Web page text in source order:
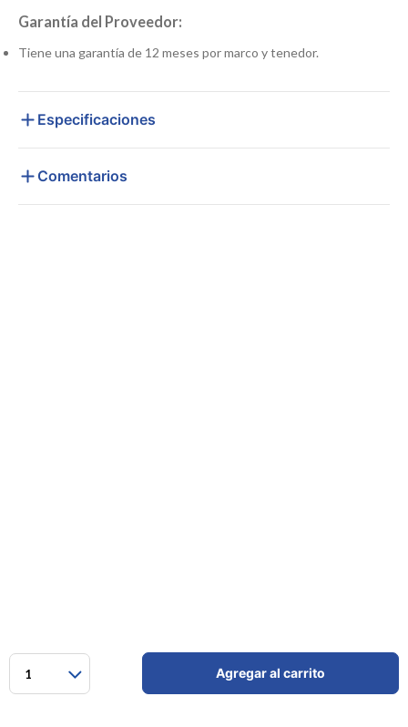
1 Agregar al carrito
Garantía del Proveedor:
Tiene una garantía de 12 meses por marco y tenedor.
Especificaciones
Comentarios